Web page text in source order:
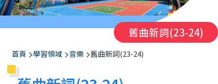
舊曲新詞(23-24)
導
航
首頁 學習領域 音樂 舊曲新詞(23-24)